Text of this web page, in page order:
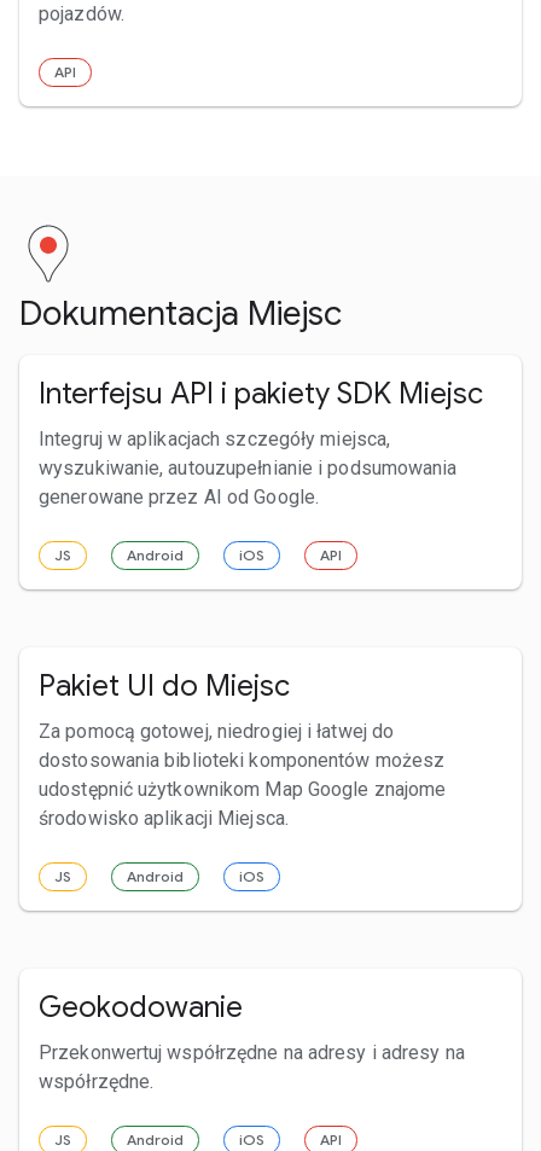
pojazdów.
API
Dokumentacja Miejsc
Interfejsu API i pakiety SDK Miejsc
Integruj w aplikacjach szczegóły miejsca,
wyszukiwanie, autouzupełnianie i podsumowania
generowane przez AI od Google.
JS Android iOS API
Pakiet UI do Miejsc
Za pomocą gotowej, niedrogiej i łatwej do
dostosowania biblioteki komponentów możesz
udostępnić użytkownikom Map Google znajome
środowisko aplikacji Miejsca.
JS Android iOS
Geokodowanie
Przekonwertuj współrzędne na adresy i adresy na
współrzędne.
JS Android iOS API